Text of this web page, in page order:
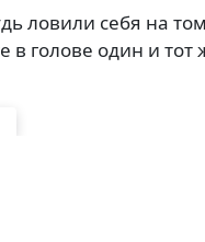
с
в голове один и тот